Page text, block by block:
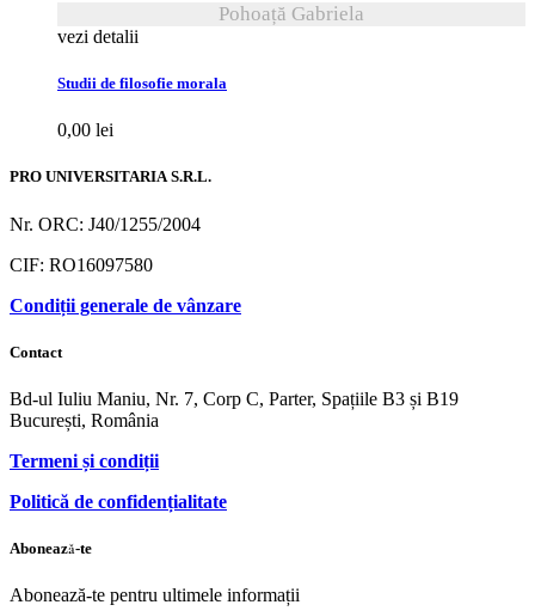
Pohoață Gabriela
vezi detalii
Studii de filosofie morala
0,00 lei
PRO UNIVERSITARIA S.R.L.
Nr. ORC: J40/1255/2004
CIF: RO16097580
Condiții generale de vânzare
Contact
Bd-ul Iuliu Maniu, Nr. 7, Corp C, Parter, Spațiile B3 și B19
București, România
Termeni și condiții
Politică de confidențialitate
Abonează-te
Abonează-te pentru ultimele informații